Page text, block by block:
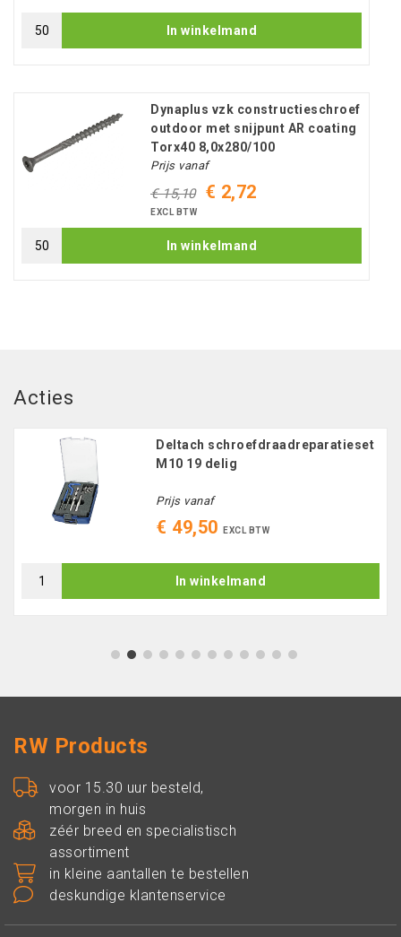
In winkelmand
Dynaplus vzk constructieschroef
outdoor met snijpunt AR coating
Torx40 8,0x280/100
Prijs vanaf
€ 15,10 € 2,72
EXCL BTW
In winkelmand
Acties
Deltach schroefdraadreparatieset
M10 19 delig
Prijs vanaf
€ 49,50 EXCL BTW
In winkelmand
1 2 3 4 5 6 7 8 9 10 11 12
RW Products
voor 15.30 uur besteld,
morgen in huis
zéér breed en specialistisch
assortiment
in kleine aantallen te bestellen
deskundige klantenservice